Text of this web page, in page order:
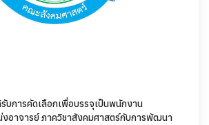
บการคัดเลือกเพื่อบรรจุเป็นพนักงาน
อาจารย์ ภาควิชาสังคมศาสตร์กับการพัฒนา